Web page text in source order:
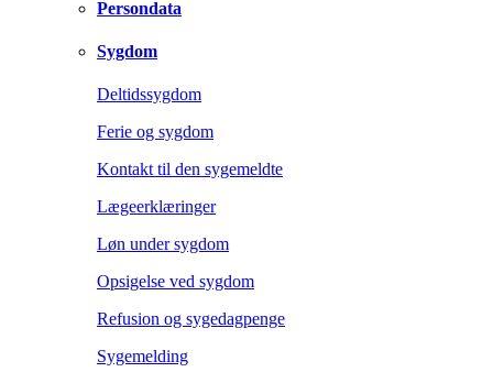
Persondata
Sygdom
Deltidssygdom
Ferie og sygdom
Kontakt til den sygemeldte
Lægeerklæringer
Løn under sygdom
Opsigelse ved sygdom
Refusion og sygedagpenge
Sygemelding